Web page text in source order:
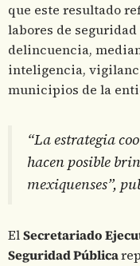
que este resultado
labores de
delincuencia,
inteligencia,
municipios de la
“La estrategia
hacen posible
mexiquenses”,
ElSecretariado
Seguridad Pública